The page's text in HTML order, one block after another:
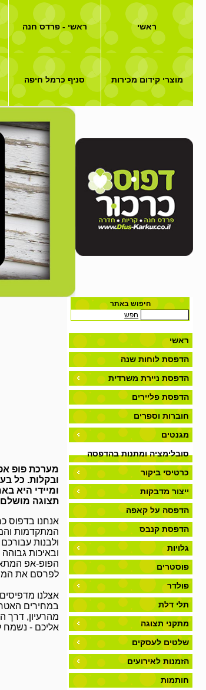
ראשי ראשי - פרדס חנה
מוצרי קידום מכירות סניף כרמל חיפה
חיפוש באתר
חפש
ראשי
הדפסת לוחות שנה
הדפסת ניירת משרדית
הדפסת פליירים
חוברות וספרים
מגנטים
סובלימציה ומתנות בהדפסה
אישית
כרטיסי ביקור
ייצור מדבקות
הדפסה על קאפה
הדפסת קנבס
גלויות
פוסטרים
פולדר
תלי דלת
מתקני תצוגה
שלטים לעסקים
הזמנות לאירועים
חותמות
מערכת פופ
ובקלות. כל
ומיידי היא
תצוגה מושלם
אנחנו בדפוס
המתקדמות
ולבנות
ובאיכות
הפופ-אפ
לפרסם את
אצלנו
במחירים
מהרעיון, דרך
אליכם - נשמח